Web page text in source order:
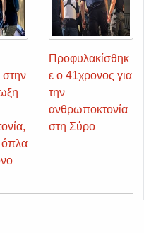
στην
όπλα
Προφυλακίσθηκ
ε ο 41χρονος για
την
ανθρωποκτονία
στη Σύρο